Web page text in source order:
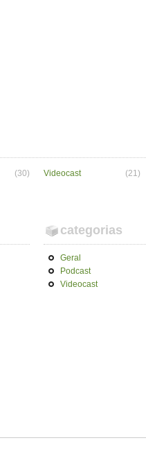
(30) Videocast (21)
categorias
Geral
Podcast
Videocast